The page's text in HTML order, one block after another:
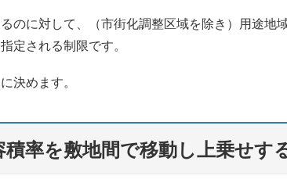
のに対して、（市街化調整区域を除き）用途地
定される制限です。
決めます。
積率を敷地間で移動し上乗せす